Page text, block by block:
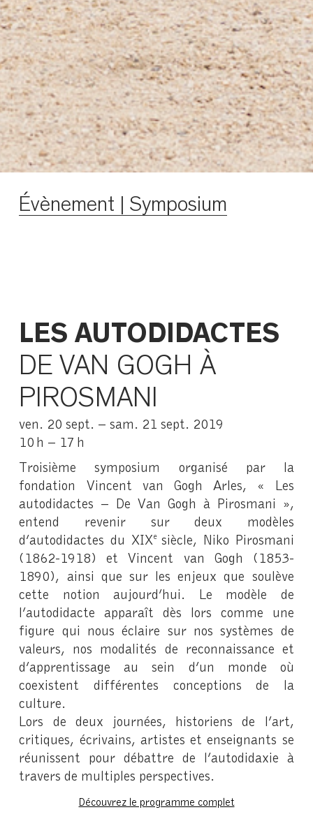
Évènement | Symposium
LES AUTODIDACTES
DE VAN GOGH À
PIROSMANI
ven. 20 sept. – sam. 21 sept. 2019
10 h – 17 h
Troisième symposium organisé par la
fondation Vincent van Gogh Arles, « Les
autodidactes – De Van Gogh à Pirosmani »,
entend revenir sur deux modèles
d’autodidactes du XIXe siècle, Niko Pirosmani
(1862-1918) et Vincent van Gogh (1853-
1890), ainsi que sur les enjeux que soulève
cette notion aujourd’hui. Le modèle de
l’autodidacte apparaît dès lors comme une
figure qui nous éclaire sur nos systèmes de
valeurs, nos modalités de reconnaissance et
d’apprentissage au sein d’un monde où
coexistent différentes conceptions de la
culture.
Lors de deux journées, historiens de l’art,
critiques, écrivains, artistes et enseignants se
réunissent pour débattre de l’autodidaxie à
travers de multiples perspectives.
Découvrez le programme complet